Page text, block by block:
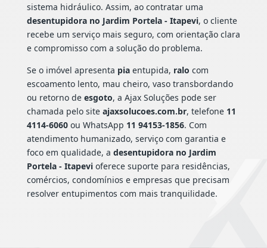
sistema hidráulico. Assim, ao contratar uma
desentupidora no Jardim Portela - Itapevi, o cliente
recebe um serviço mais seguro, com orientação clara
e compromisso com a solução do problema.
Se o imóvel apresenta piaentupida, ralo com
escoamento lento, mau cheiro, vaso transbordando
ou retorno de esgoto, a Ajax Soluções pode ser
chamada pelo site ajaxsolucoes.com.br, telefone 11
4114-6060ou WhatsApp 11 94153-1856. Com
atendimento humanizado, serviço com garantia e
foco em qualidade, a desentupidora no Jardim
Portela - Itapevioferece suporte para residências,
comércios, condomínios e empresas que precisam
resolver entupimentos com mais tranquilidade.